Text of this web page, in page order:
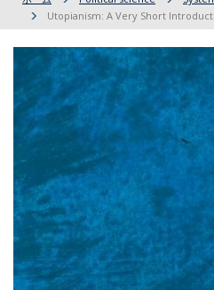
Utopianism: A Very Short